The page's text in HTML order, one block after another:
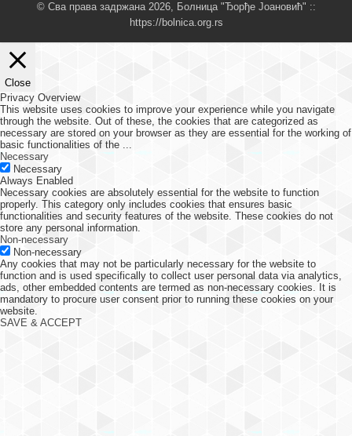
© Сва права задржана 2026, Болница "Ђорђе Јоановић" ::
https://bolnica.org.rs
Close
Privacy Overview
This website uses cookies to improve your experience while you navigate
through the website. Out of these, the cookies that are categorized as
necessary are stored on your browser as they are essential for the working of
basic functionalities of the ...
Necessary
Necessary
Always Enabled
Necessary cookies are absolutely essential for the website to function
properly. This category only includes cookies that ensures basic
functionalities and security features of the website. These cookies do not
store any personal information.
Non-necessary
Non-necessary
Any cookies that may not be particularly necessary for the website to
function and is used specifically to collect user personal data via analytics,
ads, other embedded contents are termed as non-necessary cookies. It is
mandatory to procure user consent prior to running these cookies on your
website.
SAVE & ACCEPT